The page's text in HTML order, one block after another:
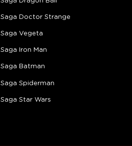
Saga Doctor Strange
Saga Vegeta
Saga Iron Man
Saga Batman
Saga Spiderman
Saga Star Wars